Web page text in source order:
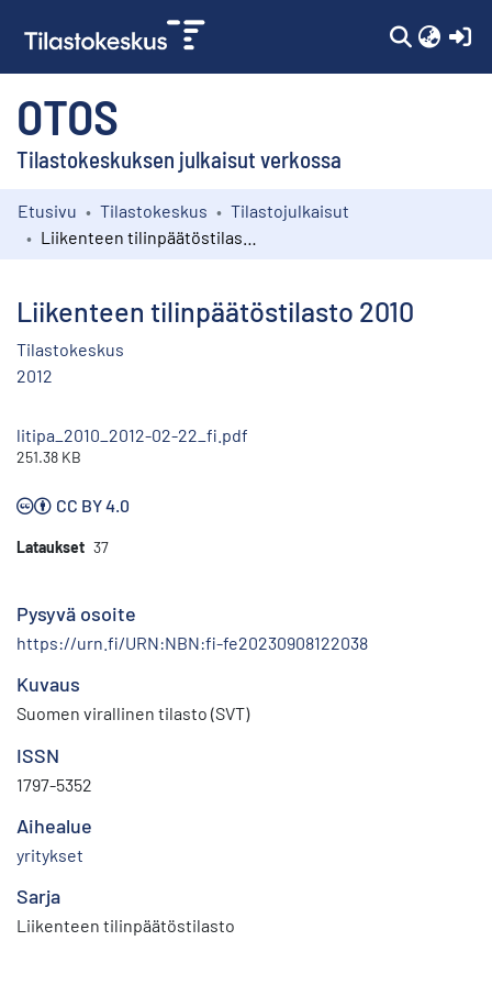
OTOS
Tilastokeskuksen julkaisut verkossa
Kokoelmat
Etusivu Tilastokeskus
Tilastojulkaisut
Liikenteen tilinpäätöstilasto 2010
Tilastokeskus
2012
litipa_2010_2012-02-22_fi.pdf
251.38 KB
CC BY 4.0
Lataukset 37
Pysyvä osoite
https://urn.fi/URN:NBN:fi-fe20230908122038
Kuvaus
Suomen virallinen tilasto (SVT)
ISSN
1797-5352
Aihealue
yritykset
Sarja
Liikenteen tilinpäätöstilasto